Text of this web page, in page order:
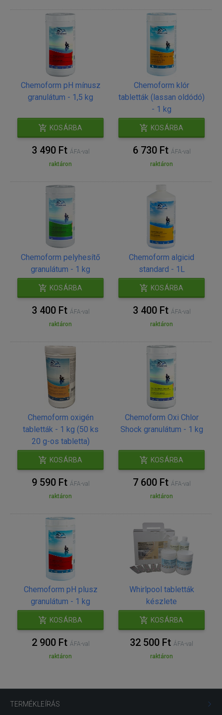
TERMÉKLEÍRÁS
Chemoform pH mínusz
granulátum - 1,5 kg
KOSÁRBA
3 490 Ft ÁFA-val
raktáron
Chemoform klór
tabletták (lassan oldódó)
- 1 kg
KOSÁRBA
6 730 Ft ÁFA-val
raktáron
Chemoform pelyhesítő
granulátum - 1 kg
KOSÁRBA
3 400 Ft ÁFA-val
raktáron
Chemoform algicid
standard - 1L
KOSÁRBA
3 400 Ft ÁFA-val
raktáron
Chemoform oxigén
tabletták - 1 kg (50 ks
20 g-os tabletta)
KOSÁRBA
9 590 Ft ÁFA-val
raktáron
Chemoform Oxi Chlor
Shock granulátum - 1 kg
KOSÁRBA
7 600 Ft ÁFA-val
raktáron
Chemoform pH plusz
granulátum - 1 kg
KOSÁRBA
2 900 Ft ÁFA-val
raktáron
Whirlpool tabletták
készlete
KOSÁRBA
32 500 Ft ÁFA-val
raktáron